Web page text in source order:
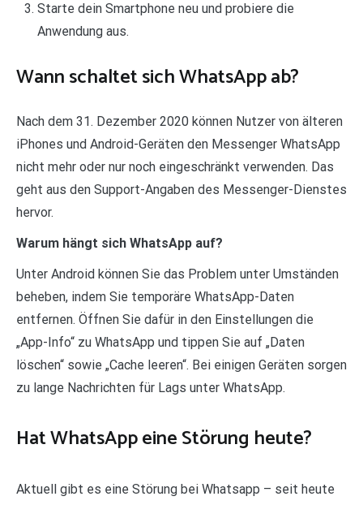
Starte dein Smartphone neu und probiere die
Anwendung aus.
Wann schaltet sich WhatsApp ab?
Nach dem 31. Dezember 2020 können Nutzer von älteren
iPhones und Android-Geräten den Messenger WhatsApp
nicht mehr oder nur noch eingeschränkt verwenden. Das
geht aus den Support-Angaben des Messenger-Dienstes
hervor.
Warum hängt sich WhatsApp auf?
Unter Android können Sie das Problem unter Umständen
beheben, indem Sie temporäre WhatsApp-Daten
entfernen. Öffnen Sie dafür in den Einstellungen die
„App-Info“ zu WhatsApp und tippen Sie auf „Daten
löschen“ sowie „Cache leeren“. Bei einigen Geräten sorgen
zu lange Nachrichten für Lags unter WhatsApp.
Hat WhatsApp eine Störung heute?
Aktuell gibt es eine Störung bei Whatsapp – seit heute